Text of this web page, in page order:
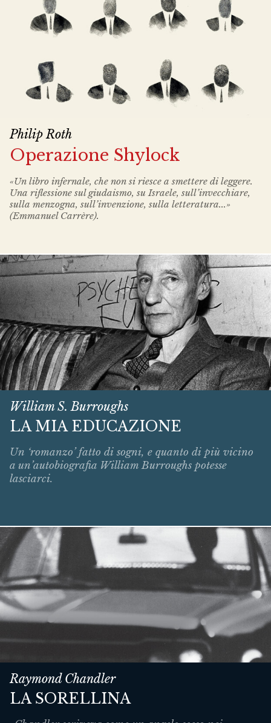
Philip Roth
Operazione Shylock
«Un libro infernale, che non si riesce a smettere di leggere.
Una riflessione sul giudaismo, su Israele, sull’invecchiare,
sulla menzogna, sull’invenzione, sulla letteratura...»
(Emmanuel Carrère).
William S. Burroughs
LA MIA EDUCAZIONE
Un ‘romanzo’ fatto di sogni, e quanto di più vicino
a un’autobiografia William Burroughs potesse
lasciarci.
Raymond Chandler
LA SORELLINA